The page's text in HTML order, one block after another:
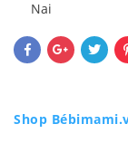
Nai
Shop